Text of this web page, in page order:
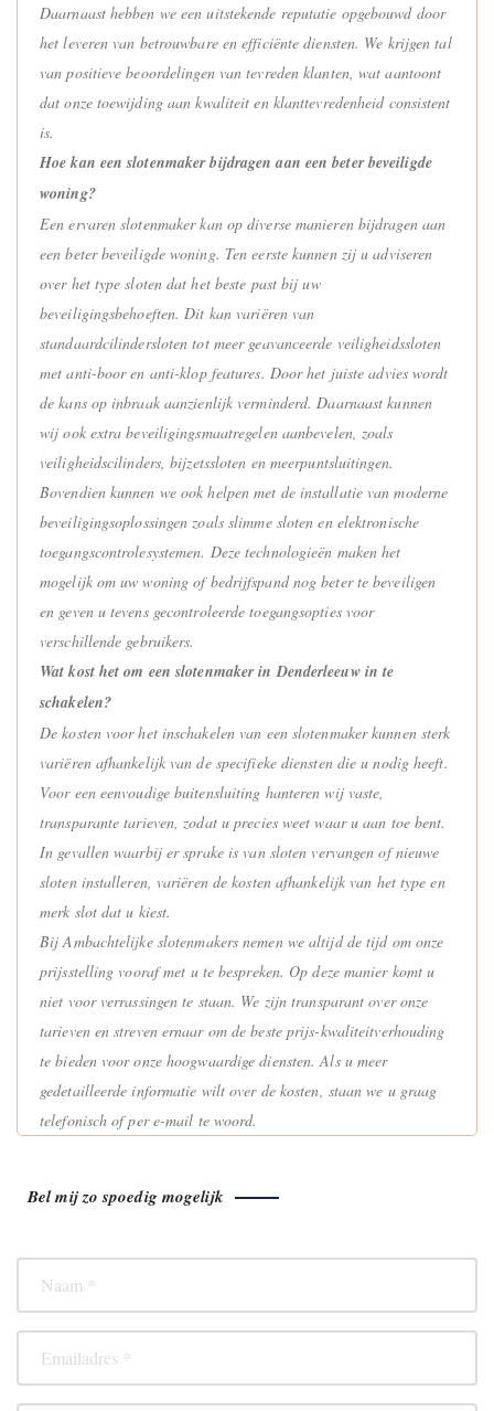
Daarnaast hebben we een uitstekende reputatie opgebouwd door
het leveren van betrouwbare en efficiënte diensten. We krijgen tal
van positieve beoordelingen van tevreden klanten, wat aantoont
dat onze toewijding aan kwaliteit en klanttevredenheid consistent
is.
Hoe kan een slotenmaker bijdragen aan een beter beveiligde
woning?
Een ervaren slotenmaker kan op diverse manieren bijdragen aan
een beter beveiligde woning. Ten eerste kunnen zij u adviseren
over het type sloten dat het beste past bij uw
beveiligingsbehoeften. Dit kan variëren van
standaardcilindersloten tot meer geavanceerde veiligheidssloten
met anti-boor en anti-klop features. Door het juiste advies wordt
de kans op inbraak aanzienlijk verminderd. Daarnaast kunnen
wij ook extra beveiligingsmaatregelen aanbevelen, zoals
veiligheidscilinders, bijzetssloten en meerpuntsluitingen.
Bovendien kunnen we ook helpen met de installatie van moderne
beveiligingsoplossingen zoals slimme sloten en elektronische
toegangscontrolesystemen. Deze technologieën maken het
mogelijk om uw woning of bedrijfspand nog beter te beveiligen
en geven u tevens gecontroleerde toegangsopties voor
verschillende gebruikers.
Wat kost het om een slotenmaker in Denderleeuw in te
schakelen?
De kosten voor het inschakelen van een slotenmaker kunnen sterk
variëren afhankelijk van de specifieke diensten die u nodig heeft.
Voor een eenvoudige buitensluiting hanteren wij vaste,
transparante tarieven, zodat u precies weet waar u aan toe bent.
In gevallen waarbij er sprake is van sloten vervangen of nieuwe
sloten installeren, variëren de kosten afhankelijk van het type en
merk slot dat u kiest.
Bij Ambachtelijke slotenmakers nemen we altijd de tijd om onze
prijsstelling vooraf met u te bespreken. Op deze manier komt u
niet voor verrassingen te staan. We zijn transparant over onze
tarieven en streven ernaar om de beste prijs-kwaliteitverhouding
te bieden voor onze hoogwaardige diensten. Als u meer
gedetailleerde informatie wilt over de kosten, staan we u graag
telefonisch of per e-mail te woord.
Bel mij zo spoedig mogelijk